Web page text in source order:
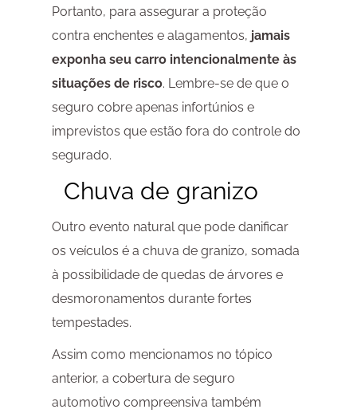
Portanto, para assegurar a proteção
contra enchentes e alagamentos, jamais
exponha seu carro intencionalmente às
situações de risco. Lembre-se de que o
seguro cobre apenas infortúnios e
imprevistos que estão fora do controle do
segurado.
Chuva de granizo
Outro evento natural que pode danificar
os veículos é a chuva de granizo, somada
à possibilidade de quedas de árvores e
desmoronamentos durante fortes
tempestades.
Assim como mencionamos no tópico
anterior, a cobertura de seguro
automotivo compreensiva também